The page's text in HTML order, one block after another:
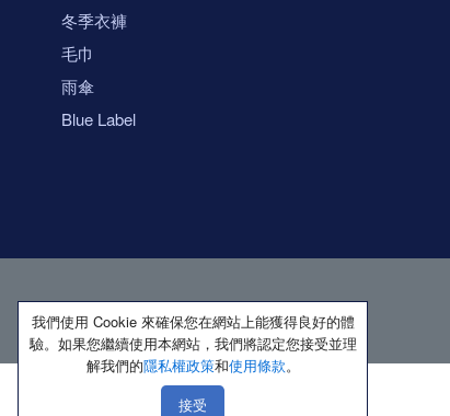
冬季衣褲
毛巾
雨傘
Blue Label
著作權所有 保留一切權利
我們使用 Cookie 來確保您在網站上能獲得良好的體
驗。如果您繼續使用本網站，我們將認定您接受並理
解我們的隱私權政策和使用條款。
接受